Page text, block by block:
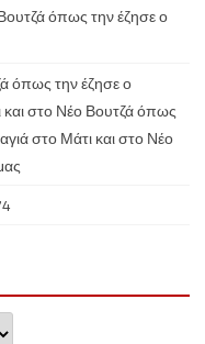
όπως την έζησε ο
όπως την έζησε ο
και στο Νέο Βουτζά όπως
στο Μάτι και στο Νέο